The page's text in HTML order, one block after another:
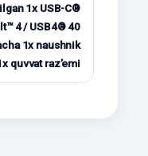
1x USB-C®
4 / USB4® 40
1x naushnik
quvvat raz’emi